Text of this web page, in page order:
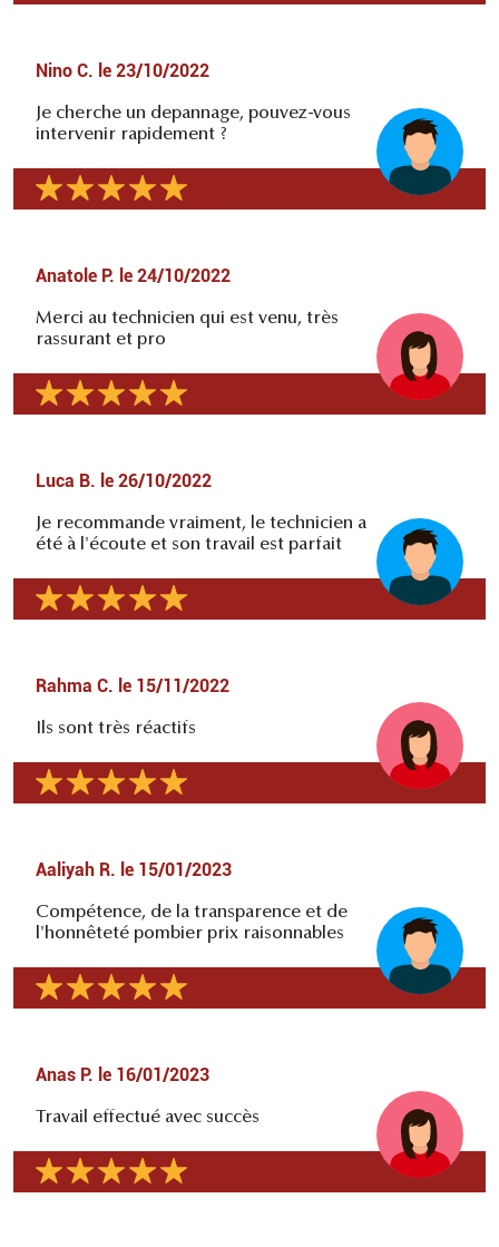
Nino C. le 23/10/2022
Je cherche un depannage, pouvez-vous
intervenir rapidement ?
Anatole P. le 24/10/2022
Merci au technicien qui est venu, très
rassurant et pro
Luca B. le 26/10/2022
Je recommande vraiment, le technicien a
été à l'écoute et son travail est parfait
Rahma C. le 15/11/2022
Ils sont très réactifs
Aaliyah R. le 15/01/2023
Compétence, de la transparence et de
l'honnêteté pombier prix raisonnables
Anas P. le 16/01/2023
Travail effectué avec succès